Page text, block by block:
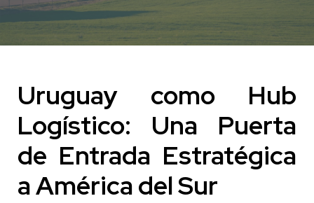
Uruguay como Hub
Logístico: Una Puerta
de Entrada Estratégica
a América del Sur